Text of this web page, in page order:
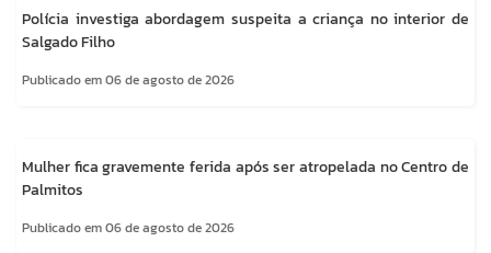
Polícia investiga abordagem suspeita a criança no interior de
Salgado Filho
Publicado em 06 de agosto de 2026
Mulher fica gravemente ferida após ser atropelada no Centro de
Palmitos
Publicado em 06 de agosto de 2026